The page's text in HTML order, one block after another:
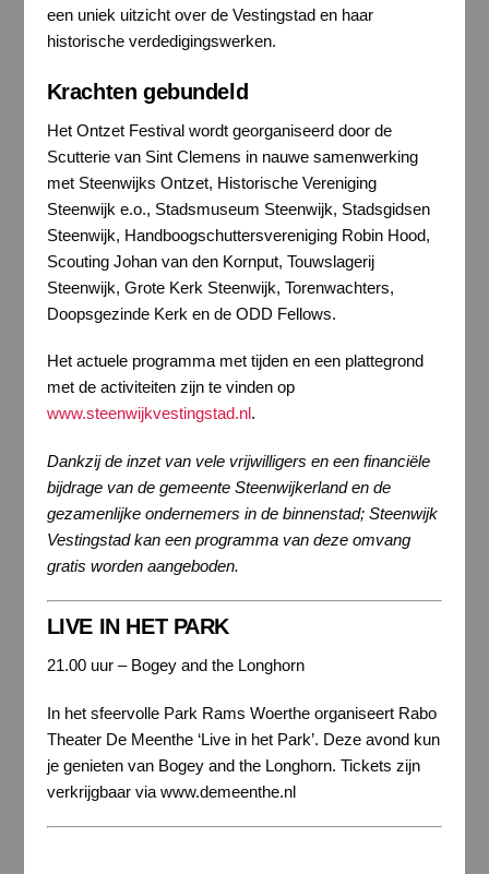
een uniek uitzicht over de Vestingstad en haar
historische verdedigingswerken.
Krachten gebundeld
Het Ontzet Festival wordt georganiseerd door de
Scutterie van Sint Clemens in nauwe samenwerking
met Steenwijks Ontzet, Historische Vereniging
Steenwijk e.o., Stadsmuseum Steenwijk, Stadsgidsen
Steenwijk, Handboogschuttersvereniging Robin Hood,
Scouting Johan van den Kornput, Touwslagerij
Steenwijk, Grote Kerk Steenwijk, Torenwachters,
Doopsgezinde Kerk en de ODD Fellows.
Het actuele programma met tijden en een plattegrond
met de activiteiten zijn te vinden op
www.steenwijkvestingstad.nl .
Dankzij de inzet van vele vrijwilligers en een financiële
bijdrage van de gemeente Steenwijkerland en de
gezamenlijke ondernemers in de binnenstad; Steenwijk
Vestingstad kan een programma van deze omvang
gratis worden aangeboden.
LIVE IN HET PARK
21.00 uur – Bogey and the Longhorn
In het sfeervolle Park Rams Woerthe organiseert Rabo
Theater De Meenthe ‘Live in het Park’. Deze avond kun
je genieten van Bogey and the Longhorn. Tickets zijn
verkrijgbaar via www.demeenthe.nl